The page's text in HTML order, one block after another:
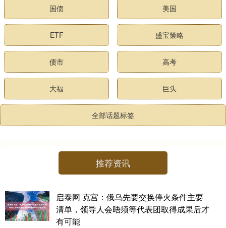
国债 美国
ETF 盛宝策略
债市 高考
大福 巨头
全部话题标签
推荐资讯
启泰网 克宫：俄乌先要交换停火条件主要
清单，领导人会晤须等代表团取得成果后才
有可能